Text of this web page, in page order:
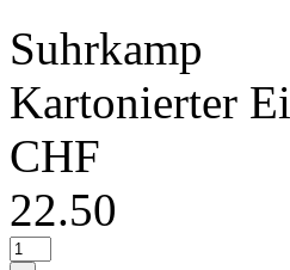
Suhrkamp
Kartonierter
CHF
22.50